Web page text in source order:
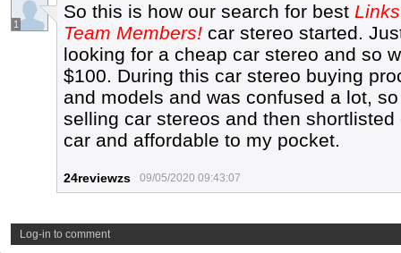
1
So this is how our search for best
Team Members! car stereo started.
looking for a cheap car stereo and so
$100. During this car stereo buying
and models and was confused a lot,
selling car stereos and then
car and affordable to my pocket.
24reviewzs 09/05/2020 09:43:07
Log-in to comment